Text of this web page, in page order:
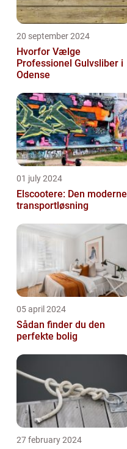
20 september 2024
Hvorfor Vælge
Professionel Gulvsliber i
Odense
01 july 2024
Elscootere: Den moderne
transportløsning
05 april 2024
Sådan finder du den
perfekte bolig
27 february 2024